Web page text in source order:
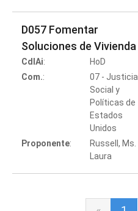
D057 Fomentar
Soluciones de Vivienda
CdlAi:
HoD
Com.:
07 - Justicia
Social y
Políticas de
Estados
Unidos
Proponente:
Russell, Ms.
Laura